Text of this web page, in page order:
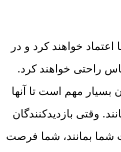
خواهند کرد و در
راحتی خواهند کرد.
بسیار مهم است تا آنها
وقتی بازدیدکنندگان
بمانند، شما فرصت